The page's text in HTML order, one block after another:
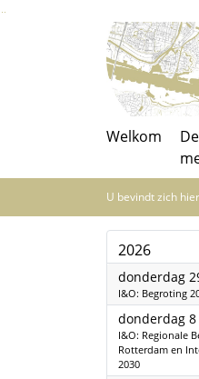
Ga naar de inhoud van deze
Ga naar het zoeken
Ga naar het menu
Welkom
U bevindt zich
2026
donderdag
I&O: Begroting
donderdag
I&O: Regionale
Rotterdam en
2030